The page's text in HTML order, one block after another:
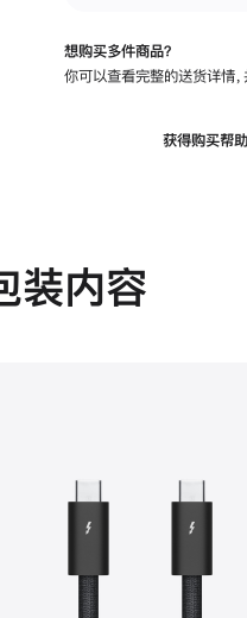
可
斜
想购买多件商品？
你可以查看完整的送货详情
获得购买帮助
装内容